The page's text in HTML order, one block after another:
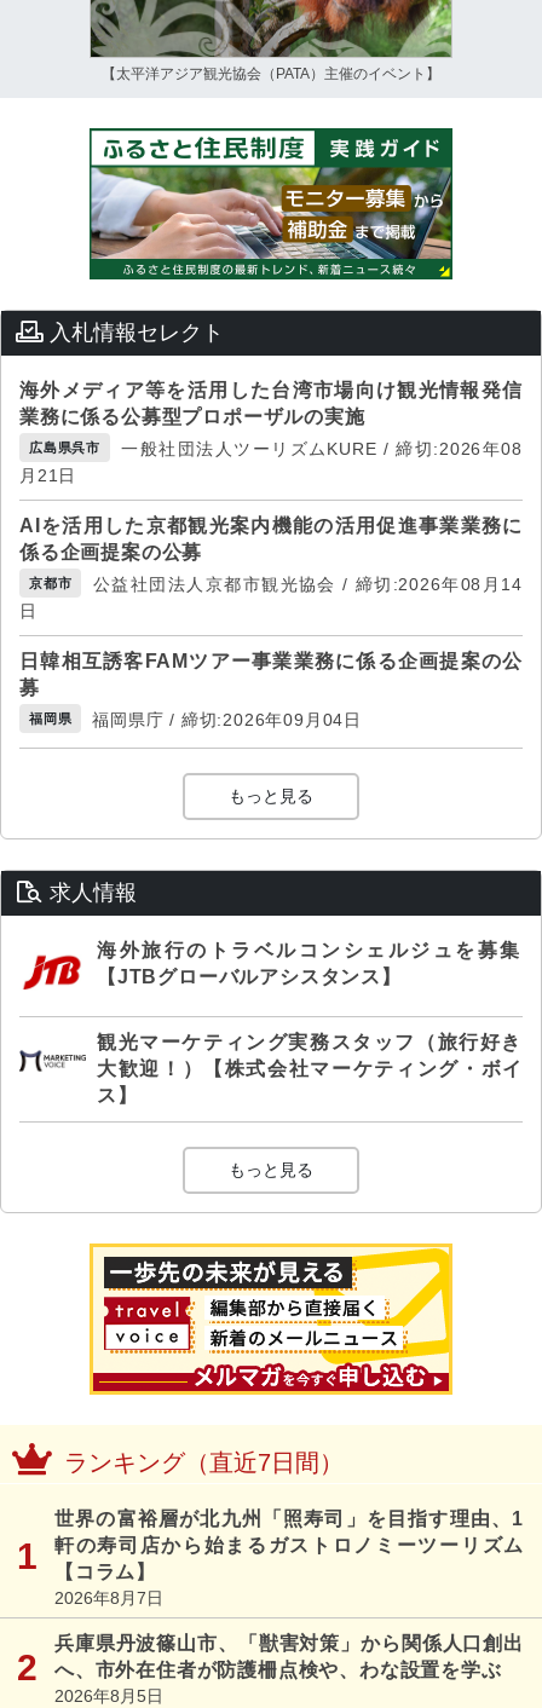
【太平洋アジア観光協会（PATA）主催のイベント】
入札情報セレクト
海外メディア等を活用した台湾市場向け観光情報発信
業務に係る公募型プロポーザルの実施
広島県呉市
一般社団法人ツーリズムKURE / 締切:2026年08
月21日
AIを活用した京都観光案内機能の活用促進事業業務に
係る企画提案の公募
京都市
公益社団法人京都市観光協会 / 締切:2026年08月14
日
日韓相互誘客FAMツアー事業業務に係る企画提案の公
募
福岡県 福岡県庁 / 締切:2026年09月04日
もっと見る
求人情報
海外旅行のトラベルコンシェルジュを募集
【JTBグローバルアシスタンス】
観光マーケティング実務スタッフ（旅行好き
大歓迎！）【株式会社マーケティング・ボイ
ス】
もっと見る
ランキング（直近7日間）
世界の富裕層が北九州「照寿司」を目指す理由、1
軒の寿司店から始まるガストロノミーツーリズム
【コラム】
2026年8月7日
兵庫県丹波篠山市、「獣害対策」から関係人口創出
へ、市外在住者が防護柵点検や、わな設置を学ぶ
2026年8月5日